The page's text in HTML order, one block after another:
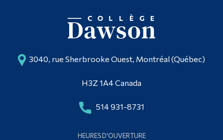
3040, rue Sherbrooke Ouest, Montréal (Québec)
H3Z 1A4 Canada
514 931-8731
HEURES D'OUVERTURE